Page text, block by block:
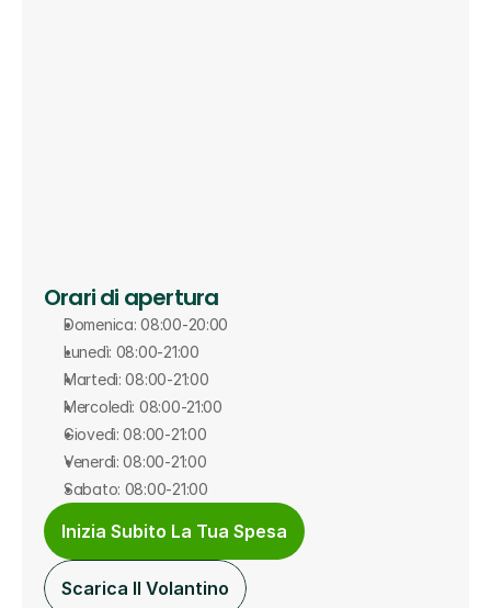
Orari di apertura
Domenica: 08:00-20:00
Lunedì: 08:00-21:00
Martedì: 08:00-21:00
Mercoledì: 08:00-21:00
Giovedì: 08:00-21:00
Venerdì: 08:00-21:00
Sabato: 08:00-21:00
Inizia Subito La Tua Spesa
Scarica Il Volantino